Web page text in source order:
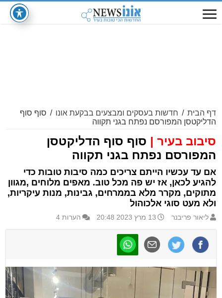
דף הבית / חדשות בעסקים ומבצעים בבקעת אונו / סוף סוף
הדליקטסן המפורסם נפתח בגני תקווה
סיבוב בעיר | סוף סוף הדליקטסן
המפורסם נפתח בגני תקווה
אם עד עכשיו הייתם צריכים כמה סיבות טובות כדי
להגיע לכאן, אז יש פה מכל טוב. מאפים מלוחים ,מגוון
מתוקים, מקרר מלא בממרחים, גבינות, מנות עיקריות,
ולא מעט סוגי אלכוהול
ליאור פריבנר 13 מרץ 2023 20:48 הערות 4